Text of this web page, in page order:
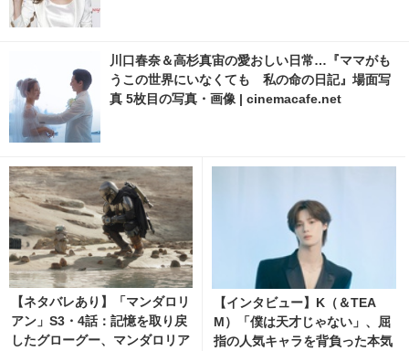
川口春奈＆高杉真宙の愛おしい日常…『ママがも
うこの世界にいなくても 私の命の日記』場面写
真 5枚目の写真・画像 | cinemacafe.net
【ネタバレあり】「マンダロリ
アン」S3・4話：記憶を取り戻
したグローグー、マンダロリア
【インタビュー】K（＆TEA
M）「僕は天才じゃない」、屈
指の人気キャラを背負った本気